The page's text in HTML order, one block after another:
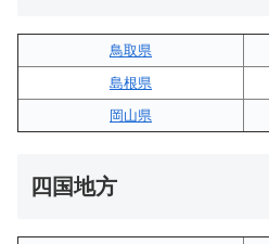
鳥取県
島根県
岡山県
四国地方